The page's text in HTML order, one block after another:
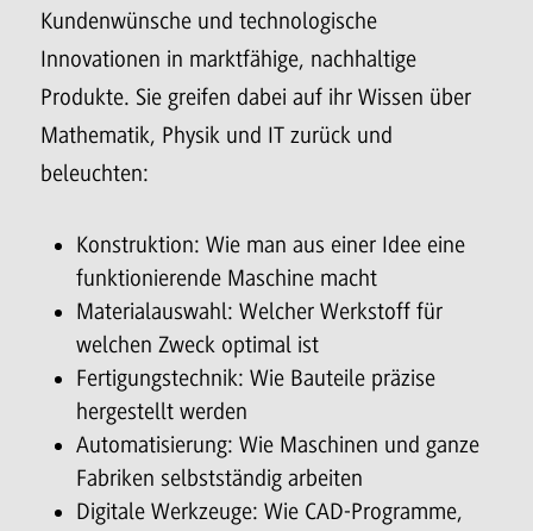
Kundenwünsche und technologische
Innovationen in marktfähige, nachhaltige
Produkte. Sie greifen dabei auf ihr Wissen über
Mathematik, Physik und IT zurück und
beleuchten:
Konstruktion: Wie man aus einer Idee eine
funktionierende Maschine macht
Materialauswahl: Welcher Werkstoff für
welchen Zweck optimal ist
Fertigungstechnik: Wie Bauteile präzise
hergestellt werden
Automatisierung: Wie Maschinen und ganze
Fabriken selbstständig arbeiten
Digitale Werkzeuge: Wie CAD-Programme,